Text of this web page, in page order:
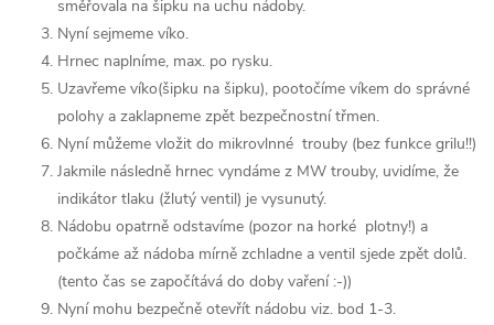
směřovala na šipku na uchu nádoby.
Nyní sejmeme víko.
Hrnec naplníme, max. po rysku.
Uzavřeme víko(šipku na šipku), pootočíme víkem do správné
polohy a zaklapneme zpět bezpečnostní třmen.
Nyní můžeme vložit do mikrovlnné trouby (bez funkce grilu!!)
Jakmile následně hrnec vyndáme z MW trouby, uvidíme, že
indikátor tlaku (žlutý ventil) je vysunutý.
Nádobu opatrně odstavíme (pozor na horké plotny!) a
počkáme až nádoba mírně zchladne a ventil sjede zpět dolů.
(tento čas se započítává do doby vaření :-))
Nyní mohu bezpečně otevřít nádobu viz. bod 1-3.